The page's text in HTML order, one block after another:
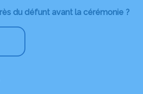
du défunt avant la cérémonie ?